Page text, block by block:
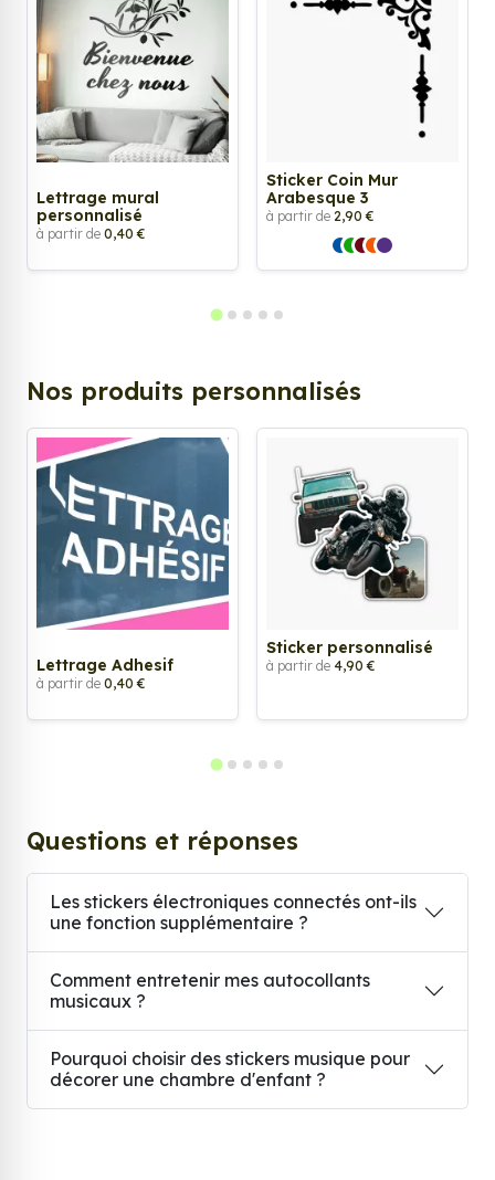
Lettrage mural
personnalisé
à partir de 0,40 €
Sticker Coin Mur
Arabesque 3
à partir de 2,90 €
Nos produits personnalisés
Lettrage Adhesif
à partir de 0,40 €
Sticker personnalisé
à partir de 4,90 €
Questions et réponses
Les stickers électroniques connectés ont-ils
une fonction supplémentaire ?
Comment entretenir mes autocollants
musicaux ?
Pourquoi choisir des stickers musique pour
décorer une chambre d'enfant ?